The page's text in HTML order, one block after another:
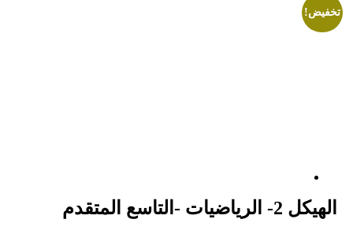
الهيكل 2- الرياضيات -التاسع المتقدم
تخفيض!